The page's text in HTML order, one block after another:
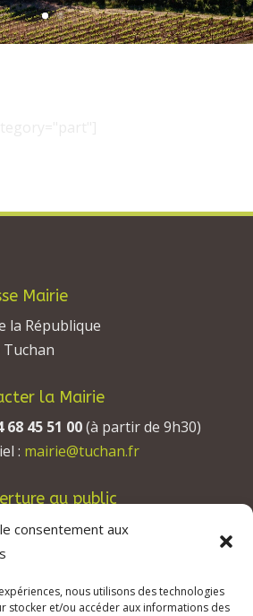
consentement aux
nous utilisons des technologies
stocker et/ou accéder aux informations des
Mairie
la République
Tuchan
la Mairie
68 45 51 00(à partir de 9h30)
: mairie@tuchan.fr
au public
et jeudis : de 8h à 12h et de
8h à 12h.